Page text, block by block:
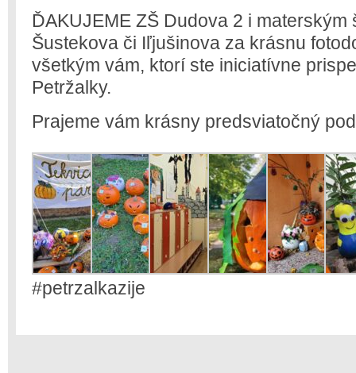
ĎAKUJEME ZŠ Dudova 2 i
Šustekova či Iľjušinova za krásnu
všetkým vám, ktorí ste iniciatívne
Petržalky.
Prajeme vám krásny predsviatočný
#petrzalkazije